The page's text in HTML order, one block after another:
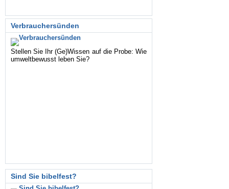
Verbrauchersünden
Stellen Sie Ihr (Ge)Wissen auf die Probe: Wie
umweltbewusst leben Sie?
Sind Sie bibelfest?